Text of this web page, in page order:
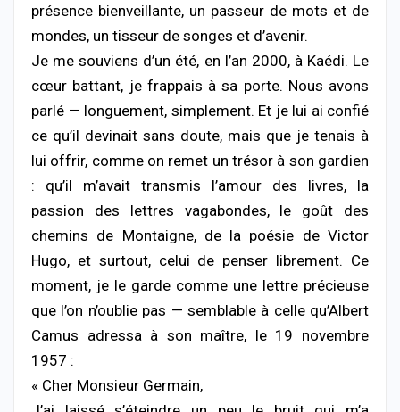
présence bienveillante, un passeur de mots et de
mondes, un tisseur de songes et d’avenir.
Je me souviens d’un été, en l’an 2000, à Kaédi. Le
cœur battant, je frappais à sa porte. Nous avons
parlé — longuement, simplement. Et je lui ai confié
ce qu’il devinait sans doute, mais que je tenais à
lui offrir, comme on remet un trésor à son gardien
: qu’il m’avait transmis l’amour des livres, la
passion des lettres vagabondes, le goût des
chemins de Montaigne, de la poésie de Victor
Hugo, et surtout, celui de penser librement. Ce
moment, je le garde comme une lettre précieuse
que l’on n’oublie pas — semblable à celle qu’Albert
Camus adressa à son maître, le 19 novembre
1957 :
« Cher Monsieur Germain,